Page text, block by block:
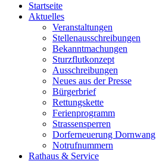
Startseite
Aktuelles
Veranstaltungen
Stellenausschreibungen
Bekanntmachungen
Sturzflutkonzept
Ausschreibungen
Neues aus der Presse
Bürgerbrief
Rettungskette
Ferienprogramm
Strassensperren
Dorferneuerung Dornwang
Notrufnummern
Rathaus & Service